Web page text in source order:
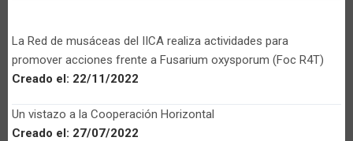
La Red de musáceas del IICA realiza actividades para
promover acciones frente a Fusarium oxysporum (Foc R4T)
Creado el: 22/11/2022
Un vistazo a la Cooperación Horizontal
Creado el: 27/07/2022